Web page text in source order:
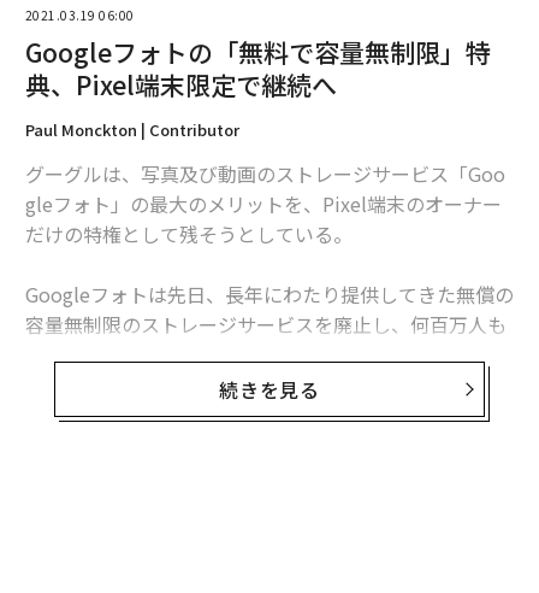
2021.03.19 06:00
Googleフォトの「無料で容量無制限」特
典、Pixel端末限定で継続へ
Paul Monckton | Contributor
グーグルは、写真及び動画のストレージサービス「Goo
gleフォト」の最大のメリットを、Pixel端末のオーナー
だけの特権として残そうとしている。
Googleフォトは先日、長年にわたり提供してきた無償の
容量無制限のストレージサービスを廃止し、何百万人も
のユーザーを落胆させた。しかし、同社のプロダクトマ
ネージャーのRaja Ayyagariは3月15日のツイートで、Pix
el端末のユーザー限定で、無償提供を継続すると宣言し
続きを見る